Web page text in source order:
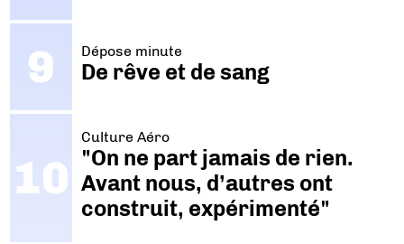
Dépose minute
De rêve et de sang
Culture Aéro
"On ne part jamais de rien.
Avant nous, d’autres ont
construit, expérimenté"